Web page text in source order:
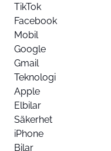
TikTok
Facebook
Mobil
Google
Gmail
Teknologi
Apple
Elbilar
Säkerhet
iPhone
Bilar